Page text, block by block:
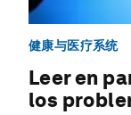
健康与医疗系统
Leer en
los